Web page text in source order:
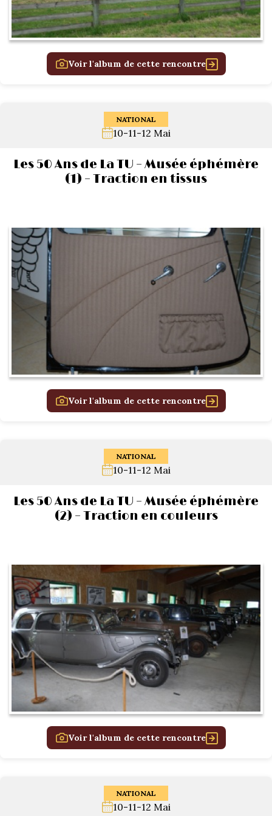
Voir l'album de cette rencontre
NATIONAL
10-11-12 Mai
Les 50 Ans de La TU – Musée éphémère
(1) – Traction en tissus
Voir l'album de cette rencontre
NATIONAL
10-11-12 Mai
Les 50 Ans de La TU – Musée éphémère
(2) – Traction en couleurs
Voir l'album de cette rencontre
NATIONAL
10-11-12 Mai